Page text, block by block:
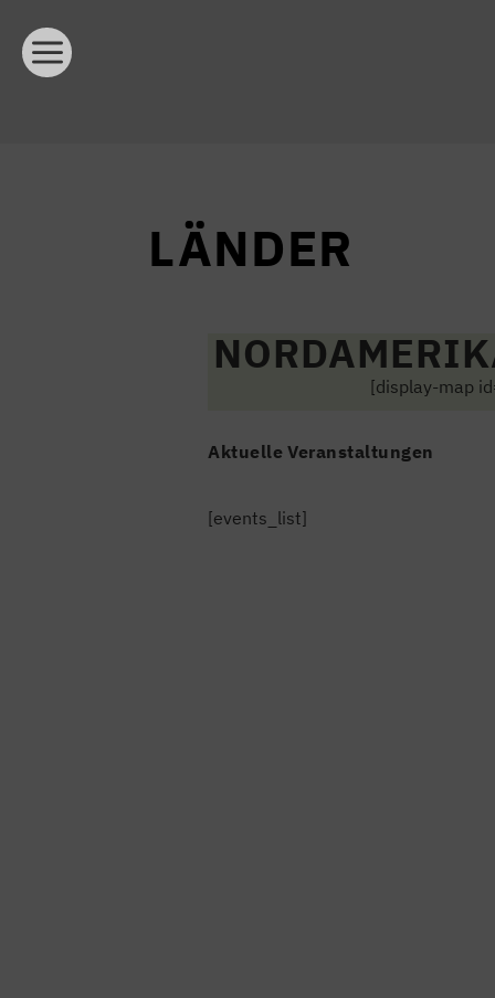
LÄNDER
[display-map
Aktuelle Veranstaltungen
[events_list]